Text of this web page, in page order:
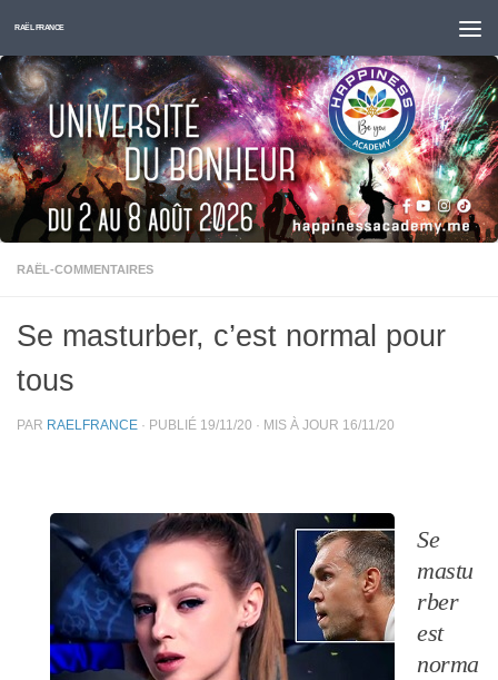
Skip to content
RAËL FRANCE
RAËL-COMMENTAIRES
Se masturber, c’est normal pour
tous
PAR RAELFRANCE · PUBLIÉ 19/11/20 · MIS À JOUR 16/11/20
Se
mastu
rber
est
norma